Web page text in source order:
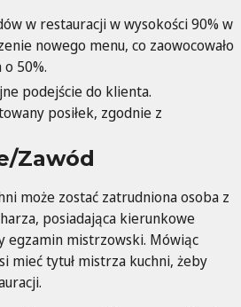
w restauracji w wysokości 90% w
nowego menu, co zaowocowało
50%.
podejście do klienta.
posiłek, zgodnie z
Zawód
może zostać zatrudniona osoba z
posiadająca kierunkowe
egzamin mistrzowski. Mówiąc
mieć tytuł mistrza kuchni, żeby